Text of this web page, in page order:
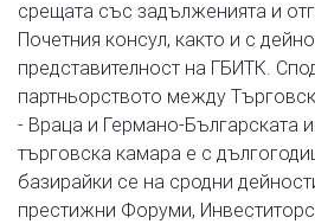
срещата със задълженията и
Почетния консул, както и с
представителност на ГБИТК.
партньорството между
- Враца и Германо-Българската
търговска камара е с
базирайки се на сродни
престижни Форуми,